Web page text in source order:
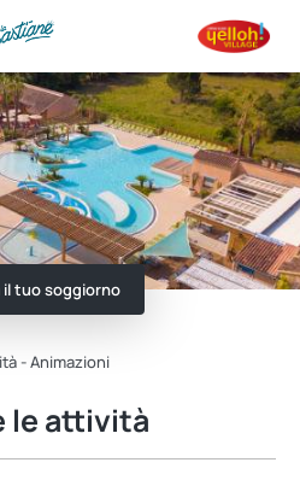
il tuo soggiorno
- Animazioni
le attività